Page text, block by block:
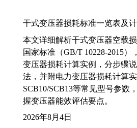
干式变压器损耗标准一览表及
本文详细解析干式变压器空载
国家标准（GB/T 10228-2015）
变压器损耗计算实例，分步骤
法，并附电力变压器损耗计算
SCB10/SCB13等常见型号参数
握变压器能效评估要点。
2026年8月4日